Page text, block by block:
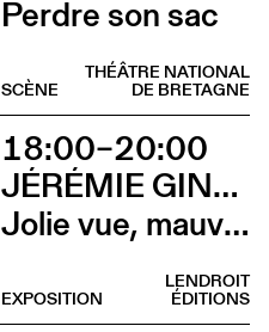
Perdre son sac
THÉÂTRE NATIONAL
DE BRETAGNE
SCÈNE
18:00–20:00
JÉRÉMIE GINDRE
Jolie vue, mauvais présage (Vernissage)
LENDROIT
ÉDITIONS
EXPOSITION